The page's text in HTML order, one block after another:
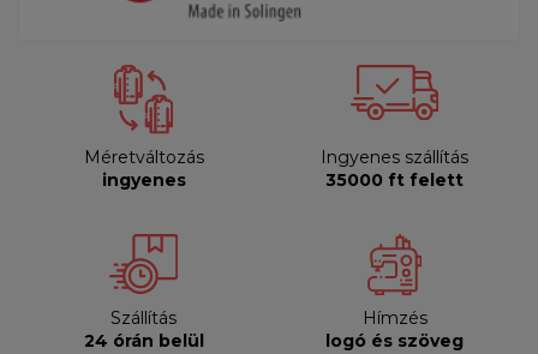
Méretváltozás
ingyenes
Ingyenes szállítás
35000 ft felett
Szállítás
24 órán belül
Hímzés
logó és szöveg